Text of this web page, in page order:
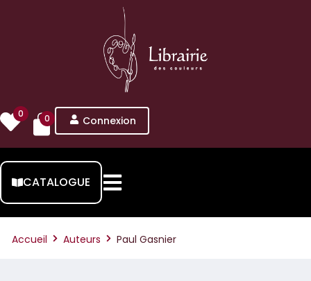
0 0 Connexion
CATALOGUE
Accueil Auteurs Paul Gasnier